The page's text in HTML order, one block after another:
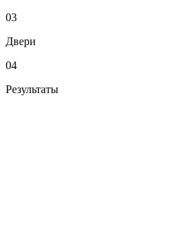
03
Двери
04
Результаты